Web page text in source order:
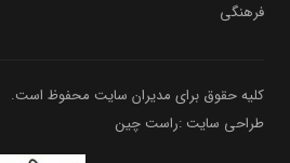
فرهنگی
کلیه حقوق برای مدیران سایت محفوظ است.
طراحی سایت :راست چین